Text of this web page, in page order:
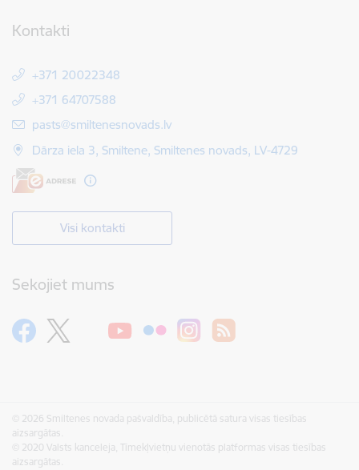
Kontakti
+371 20022348
+371 64707588
E-pasts:
pasts@smiltenesnovads.lv
Dārza iela 3, Smiltene, Smiltenes novads, LV-4729
Visi kontakti
Sekojiet mums
© 2026 Smiltenes novada pašvaldība, publicētā satura visas tiesības
aizsargātas.
© 2020 Valsts kanceleja, Tīmekļvietņu vienotās platformas visas tiesības
aizsargātas.